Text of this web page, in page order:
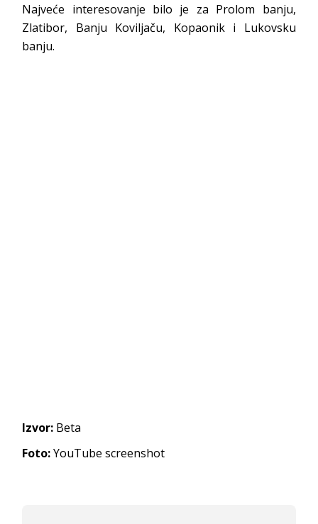
Najveće interesovanje bilo je za Prolom banju,
Zlatibor, Banju Koviljaču, Kopaonik i Lukovsku
banju.
Izvor: Beta
Foto:YouTube screenshot